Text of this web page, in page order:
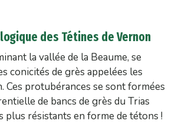
des Tétines de Vernon
la vallée de la Beaume, se
conicités de grès appelées les
Ces protubérances se sont formées
de bancs de grès du Trias
plus résistants en forme de tétons !